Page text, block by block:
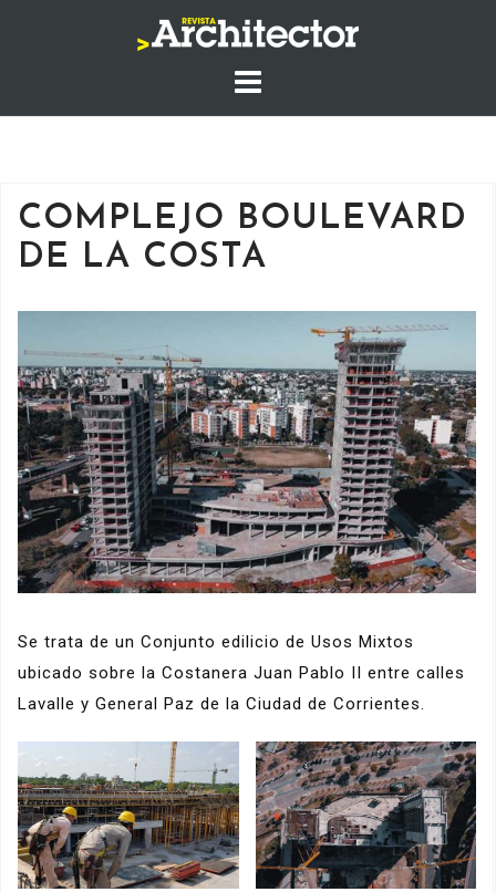
COMPLEJO BOULEVARD
DE LA COSTA
Se trata de un Conjunto edilicio de Usos Mixtos
ubicado sobre la Costanera Juan Pablo II entre calles
Lavalle y General Paz de la Ciudad de Corrientes.